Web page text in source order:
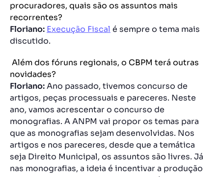
procuradores, quais são os assuntos mais
recorrentes?
Floriano: Execução Fiscal é sempre o tema mais
discutido.
Além dos fóruns regionais, o CBPM terá outras
novidades?
Floriano:Ano passado, tivemos concurso de
artigos, peças processuais e pareceres. Neste
ano, vamos acrescentar o concurso de
monografias. A ANPM vai propor os temas para
que as monografias sejam desenvolvidas. Nos
artigos e nos pareceres, desde que a temática
seja Direito Municipal, os assuntos são livres. Já
nas monografias, a ideia é incentivar a produção